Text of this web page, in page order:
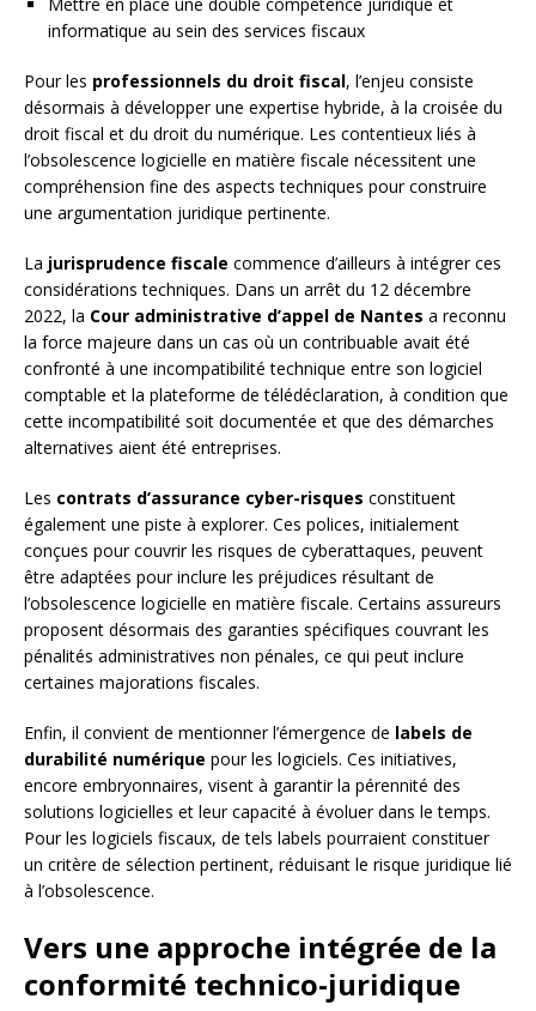
informatique au sein des services fiscaux
Pour les professionnels du droit fiscal, l’enjeu consiste
désormais à développer une expertise hybride, à la croisée du
droit fiscal et du droit du numérique. Les contentieux liés à
l’obsolescence logicielle en matière fiscale nécessitent une
compréhension fine des aspects techniques pour construire
une argumentation juridique pertinente.
La jurisprudence fiscale commence d’ailleurs à intégrer ces
considérations techniques. Dans un arrêt du 12 décembre
2022, la Cour administrative d’appel de Nantes a reconnu
la force majeure dans un cas où un contribuable avait été
confronté à une incompatibilité technique entre son logiciel
comptable et la plateforme de télédéclaration, à condition que
cette incompatibilité soit documentée et que des démarches
alternatives aient été entreprises.
Les contrats d’assurance cyber-risques constituent
également une piste à explorer. Ces polices, initialement
conçues pour couvrir les risques de cyberattaques, peuvent
être adaptées pour inclure les préjudices résultant de
l’obsolescence logicielle en matière fiscale. Certains assureurs
proposent désormais des garanties spécifiques couvrant les
pénalités administratives non pénales, ce qui peut inclure
certaines majorations fiscales.
Enfin, il convient de mentionner l’émergence de labels de
durabilité numérique pour les logiciels. Ces initiatives,
encore embryonnaires, visent à garantir la pérennité des
solutions logicielles et leur capacité à évoluer dans le temps.
Pour les logiciels fiscaux, de tels labels pourraient constituer
un critère de sélection pertinent, réduisant le risque juridique lié
à l’obsolescence.
Vers une approche intégrée de la
conformité technico-juridique